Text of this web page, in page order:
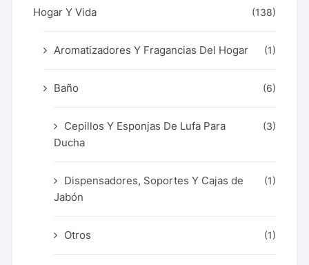
Hogar Y Vida (138)
Aromatizadores Y Fragancias Del Hogar (1)
Baño (6)
Cepillos Y Esponjas De Lufa Para
Ducha
(3)
Dispensadores, Soportes Y Cajas de
Jabón
(1)
Otros (1)